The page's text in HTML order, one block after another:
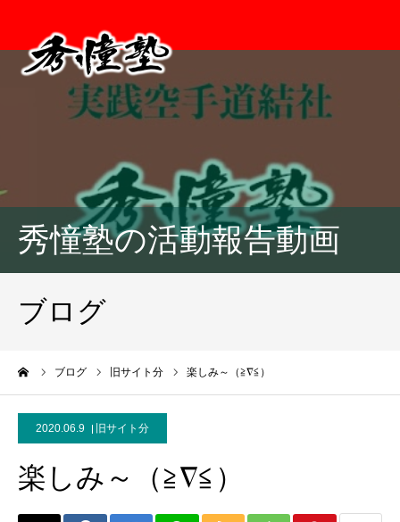
秀憧塾の活動報告動画
ブログ
ブログ 旧サイト分 楽しみ～（≧∇≦）
2020.06.9 旧サイト分
楽しみ～（≧∇≦）